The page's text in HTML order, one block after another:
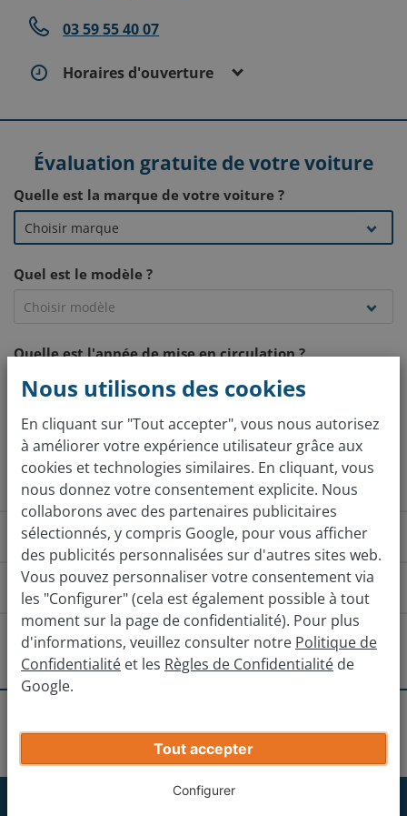
03 59 55 40 07
Horaires d'ouverture
Évaluation gratuite de votre voiture
Quelle est la marque de votre voiture ?
Quel est le modèle ?
Quelle est l'année de mise en circulation ?
Évaluez gratuitement
Comment ça fonctionne ?
Entrez les informations de votre voiture
Comment puis-je me rendre à l'agence ?
Depuis la gare Depuis la mairie
Suivre Pl. Désiré Brumbt en direction de Bd
Suivre D263 et Rue de la Redoute en direction de Rue
du Maire Frédéric North.
Prendre Rue Robert Schuman en direction de Rue du
Y a-t-il d'autres agences à proximité ?
Strasbourg
Sarreguemines
Agences Haguenau Haguenau
Abonnez-vous maintenant à notre
Nous utilisons des cookies
En cliquant sur "Tout accepter", vous nous autorisez
à améliorer votre expérience utilisateur grâce aux
cookies et technologies similaires. En cliquant, vous
nous donnez votre consentement explicite. Nous
collaborons avec des partenaires publicitaires
sélectionnés, y compris Google, pour vous afficher
des publicités personnalisées sur d'autres sites web.
Vous pouvez personnaliser votre consentement via
les "Configurer" (cela est également possible à tout
moment sur la page de confidentialité). Pour plus
d'informations, veuillez consulter notre Politique de
Confidentialité et les Règles de Confidentialité de
Google.
Tout accepter
Configurer